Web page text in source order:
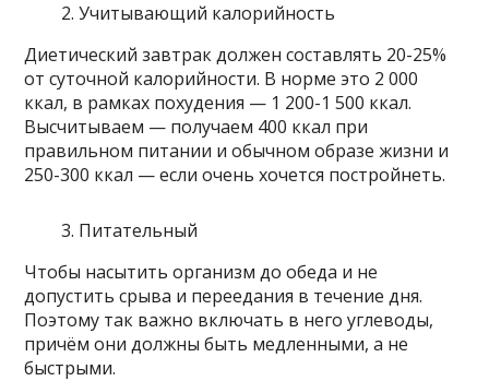
Учитывающий калорийность
Диетический завтрак должен составлять 20-25%
от суточной калорийности. В норме это 2 000
ккал, в рамках похудения — 1 200-1 500 ккал.
Высчитываем — получаем 400 ккал при
правильном питании и обычном образе жизни и
250-300 ккал — если очень хочется постройнеть.
Питательный
Чтобы насытить организм до обеда и не
допустить срыва и переедания в течение дня.
Поэтому так важно включать в него углеводы,
причём они должны быть медленными, а не
быстрыми.